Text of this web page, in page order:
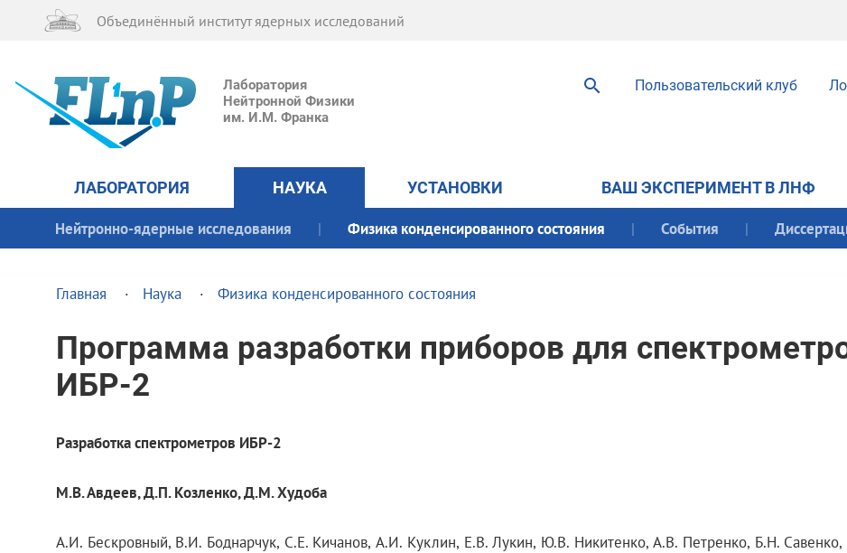
Лаборатория
Нейтронной Физики
им. И.М. Франка
Пользовательский клуб
Объединённый институт ядерных исследований
ЛАБОРАТОРИЯ НАУКА УСТАНОВКИ ВАШ ЭКСПЕРИМЕНТ В ЛНФ
Нейтронно-ядерные исследования Физика конденсированного состояния События
Главная Наука Физика конденсированного состояния
Программа разработки приборов для
ИБР-2
Разработка спектрометров ИБР-2
М.В. Авдеев, Д.П. Козленко, Д.М. Худоба
A.И. Бескровный, В.И. Боднарчук, С.Е. Кичанов, A.И. Куклин, E.В. Лукин, Ю.В. Никитенко, A.В. Петренко, Б.Н. Савенко,